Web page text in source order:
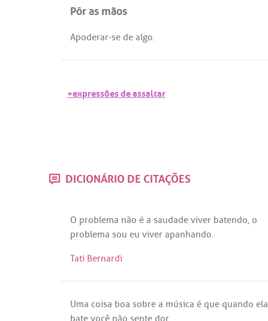
Pôr as mãos
Apoderar-se de algo.
+expressões de assaltar
DICIONÁRIO DE CITAÇÕES
O problema não é a saudade viver batendo, o
problema sou eu viver apanhando.
Tati Bernardi
Uma coisa boa sobre a música é que quando ela